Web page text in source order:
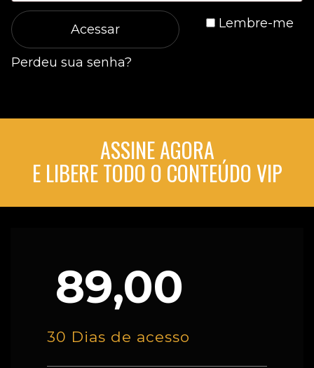
Lembre-me
Acessar
Perdeu sua senha?
ASSINE AGORA
E LIBERE TODO O CONTEÚDO VIP
89,00
30 Dias de acesso